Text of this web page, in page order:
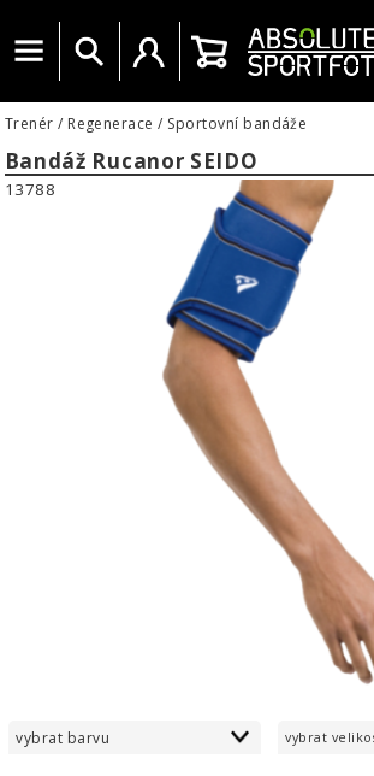
Menu Vyhledat Uživatelský účet
Košík
Trenér / Regenerace / Sportovní bandáže
Bandáž Rucanor SEIDO
13788
vybrat barvu vybrat